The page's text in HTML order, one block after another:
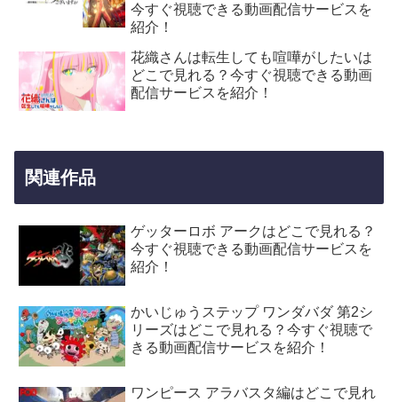
今すぐ視聴できる動画配信サービスを
紹介！
花織さんは転生しても喧嘩がしたいは
どこで見れる？今すぐ視聴できる動画
配信サービスを紹介！
関連作品
ゲッターロボ アークはどこで見れる？
今すぐ視聴できる動画配信サービスを
紹介！
かいじゅうステップ ワンダバダ 第2シ
リーズはどこで見れる？今すぐ視聴で
きる動画配信サービスを紹介！
ワンピース アラバスタ編はどこで見れ